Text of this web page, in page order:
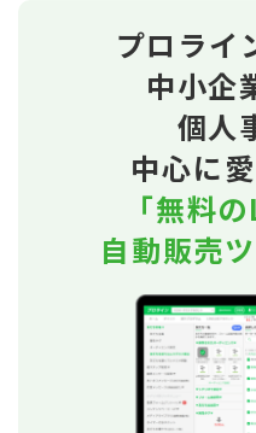
プロライ
中小企
個人
中心に
「無料
自動販売ツ